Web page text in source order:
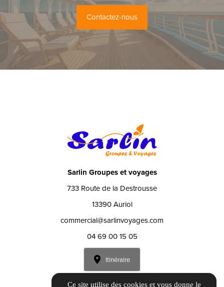
Contactez-nous
Sarlin Groupes et voyages
733 Route de la Destrousse
13390 Auriol
commercial@sarlinvoyages.com
04 69 00 15 05
Itinéraire
Ce site utilise des cookies et vous donne le